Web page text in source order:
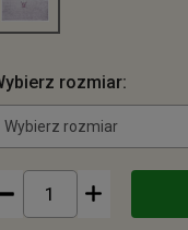
rozmiar:
Wybierz rozmiar